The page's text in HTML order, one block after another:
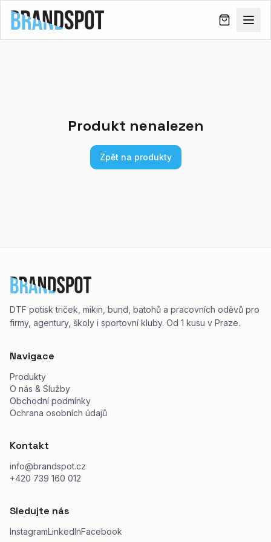
Produkt nenalezen
Zpět na produkty
DTF potisk triček, mikin, bund, batohů a pracovních oděvů pro
firmy, agentury, školy i sportovní kluby. Od 1 kusu v Praze.
Navigace
Produkty
O nás & Služby
Obchodní podmínky
Ochrana osobních údajů
Kontakt
info@brandspot.cz
+420 739 160 012
Sledujte nás
InstagramLinkedInFacebook